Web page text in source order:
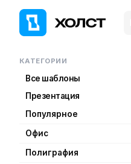
КАТЕГОРИИ
Все шаблоны
Презентация
Популярное
Офис
Полиграфия